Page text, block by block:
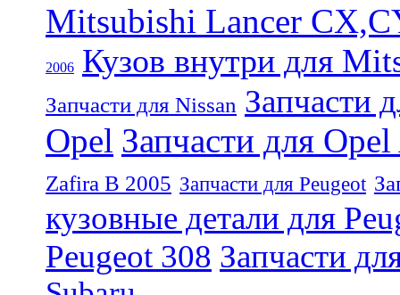
Mitsubishi Lancer
2006 Кузов внутри для
Запчасти для Nissan Запчасти
Opel Запчасти для
Zafira B 2005 Запчасти для Peugeot
кузовные детали для
Peugeot 308 Запчасти